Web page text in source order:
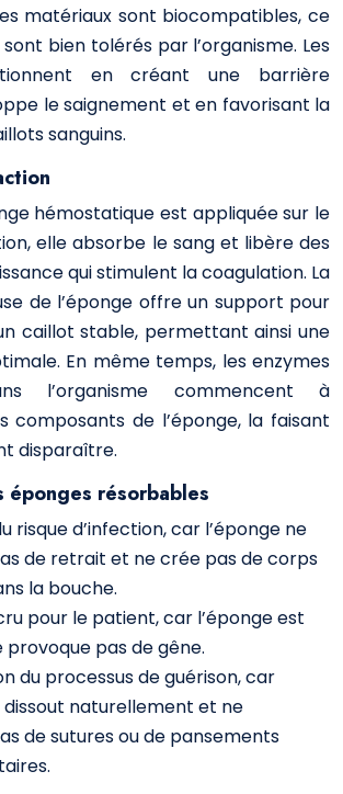
matériaux sont biocompatibles, ce
sont bien tolérés par l’organisme. Les
en créant une barrière
le saignement et en favorisant la
sanguins.
hémostatique est appliquée sur le
elle absorbe le sang et libère des
qui stimulent la coagulation. La
de l’éponge offre un support pour
caillot stable, permettant ainsi une
En même temps, les enzymes
l’organisme commencent à
composants de l’éponge, la faisant
disparaître.
éponges résorbables
risque d’infection, car l’éponge ne
de retrait et ne crée pas de corps
la bouche.
pour le patient, car l’éponge est
pas de gêne.
du processus de guérison, car
dissout naturellement et ne
de sutures ou de pansements